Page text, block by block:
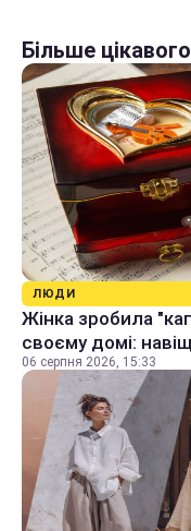
Більше цікавого
ЛЮДИ
Жінка зробила
своєму домі:
06 серпня 2026, 15:33